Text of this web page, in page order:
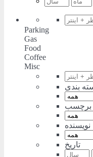
Parking
Gas
Food
Coffee
Misc
بندی
برچسب
نویسنده
تاریخ